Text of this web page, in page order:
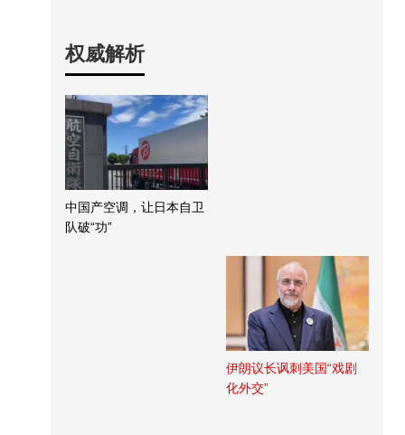
权威解析
中国产空调，让日本自卫
队破“功”
伊朗议长讽刺美国“戏剧
化外交”